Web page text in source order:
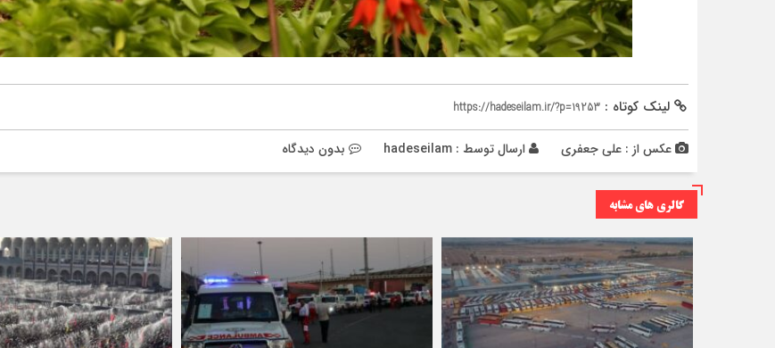
لینک کوتاه : https://hadeseilam.ir/?p=19253
عکس از : علی جعفری ارسال توسط : hadeseilam بدون دیدگاه
گالری های مشابه